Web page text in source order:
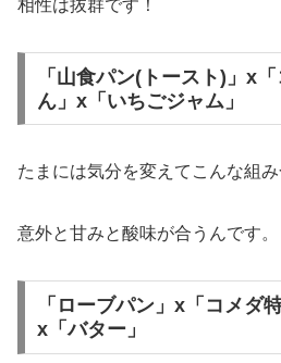
相性は抜群です！
「山食パン(トースト)」x
ん」x「いちごジャム」
たまには気分を変えてこんな組み
意外と甘みと酸味が合うんです。
「ローブパン」x「コメダ
x「バター」